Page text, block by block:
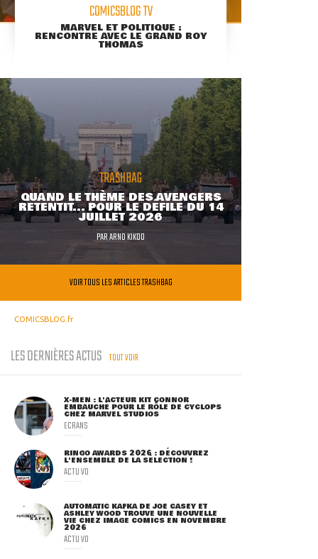
COMICSBLOG TV
MARVEL ET POLITIQUE :
RENCONTRE AVEC LE GRAND ROY
THOMAS
TRASHBAG
QUAND LE THÈME DES AVENGERS
RETENTIT... POUR LE DÉFILÉ DU 14
JUILLET 2026
PARARNO KIKOO
VOIR TOUS LES ARTICLES TRASHBAG
COMICSBLOG.fr
LES DERNIÈRES ACTUS TOUT VOIR
X-MEN : L'ACTEUR KIT CONNOR
EMBAUCHÉ POUR LE RÔLE DE CYCLOPS
CHEZ MARVEL STUDIOS
ECRANS
RINGO AWARDS 2026 : DÉCOUVREZ
L'ENSEMBLE DE LA SÉLECTION !
ACTU VO
AUTOMATIC KAFKA DE JOE CASEY ET
ASHLEY WOOD TROUVE UNE NOUVELLE
VIE CHEZ IMAGE COMICS EN NOVEMBRE
2026
ACTU VO